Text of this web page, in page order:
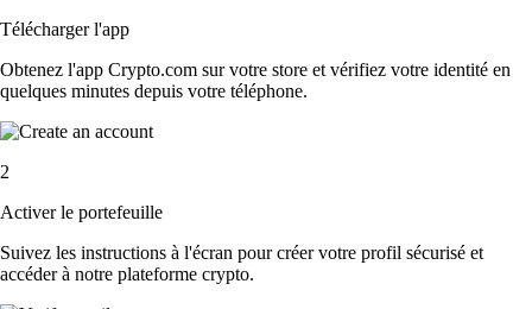
Télécharger l'app
Obtenez l'app Crypto.com sur votre store et vérifiez votre identité en
quelques minutes depuis votre téléphone.
2
Activer le portefeuille
Suivez les instructions à l'écran pour créer votre profil sécurisé et
accéder à notre plateforme crypto.